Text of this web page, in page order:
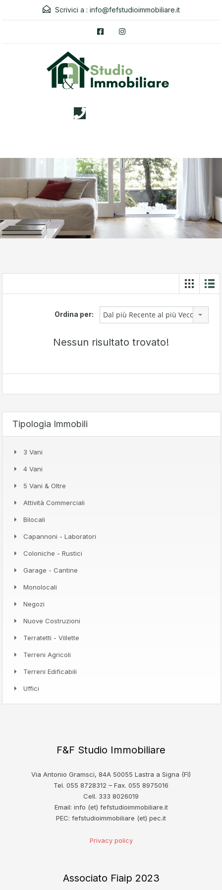
Scrivici a : info@fefstudioimmobiliare.it
Ordina per: Dal più Recente al più Vecchio
Nessun risultato trovato!
Tipologia Immobili
3 Vani
4 Vani
5 Vani & Oltre
Attività Commerciali
Bilocali
Capannoni - Laboratori
Coloniche - Rustici
Garage - Cantine
Monolocali
Negozi
Nuove Costruzioni
Terratetti - Villette
Terreni Agricoli
Terreni Edificabili
Uffici
F&F Studio Immobiliare
Via Antonio Gramsci, 84A 50055 Lastra a Signa (FI)
Tel. 055 8728312 – Fax. 055 8975016
Cell. 333 8026019
Email: info (et) fefstudioimmobiliare.it
PEC: fefstudioimmobiliare (et) pec.it
Privacy policy
Associato Fiaip 2023